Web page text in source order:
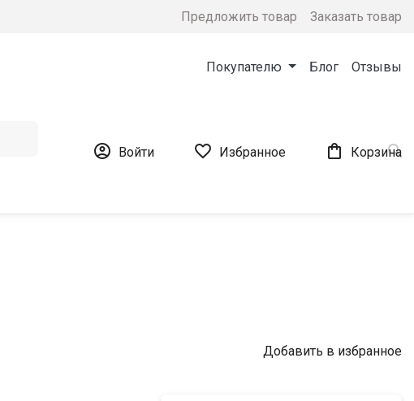
Предложить товар Заказать товар
Покупателю Блог Отзывы

 Войти  Избранное  Корзина
Добавить в избранное